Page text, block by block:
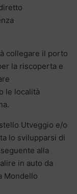
collegare il porto
la riscoperta e
le località
Utveggio e/o
lo svilupparsi di
alla
in auto da
Mondello